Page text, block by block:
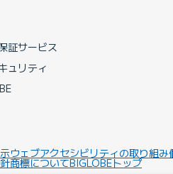
証サービス
ュリティ
ウェブアクセシビリティの取り組み
商標についてBIGLOBEトップ